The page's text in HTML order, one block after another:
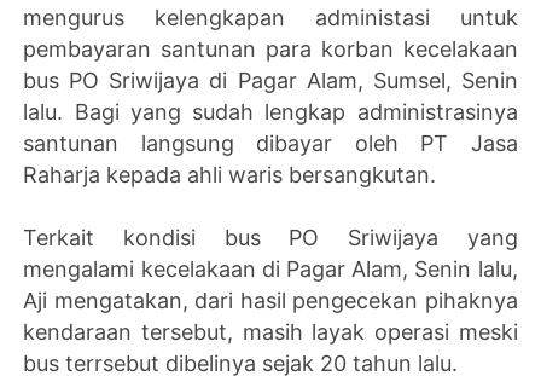
mengurus kelengkapan administasi untuk
pembayaran santunan para korban kecelakaan
bus PO Sriwijaya di Pagar Alam, Sumsel, Senin
lalu. Bagi yang sudah lengkap administrasinya
santunan langsung dibayar oleh PT Jasa
Raharja kepada ahli waris bersangkutan.
Terkait kondisi bus PO Sriwijaya yang
mengalami kecelakaan di Pagar Alam, Senin lalu,
Aji mengatakan, dari hasil pengecekan pihaknya
kendaraan tersebut, masih layak operasi meski
bus terrsebut dibelinya sejak 20 tahun lalu.